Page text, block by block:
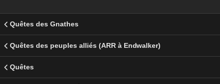
Quêtes des Gnathes
Quêtes des peuples alliés (ARR à Endwalker)
Quêtes